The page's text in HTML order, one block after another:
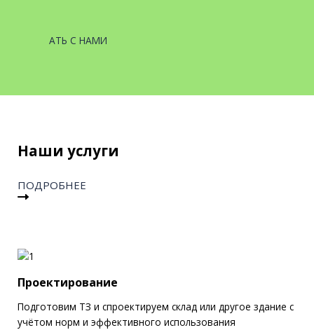
РАБОТАТЬ С НАМИ
Наши услуги
ПОДРОБНЕЕ
Проектирование
Подготовим ТЗ и спроектируем склад или другое здание с
учётом норм и эффективного использования